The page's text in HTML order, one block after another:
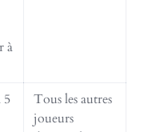
à
5
Tous les autres
joueurs